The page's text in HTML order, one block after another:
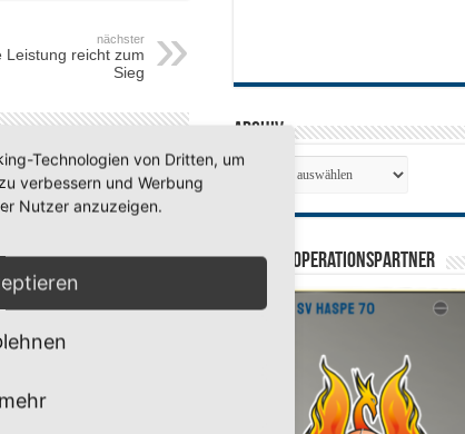
nächster
Leistung reicht zum
Sieg
Archiv
SV 70 Kooperationspartner
Technologien von Dritten, um
verbessern und Werbung
Nutzer anzuzeigen.
mehr